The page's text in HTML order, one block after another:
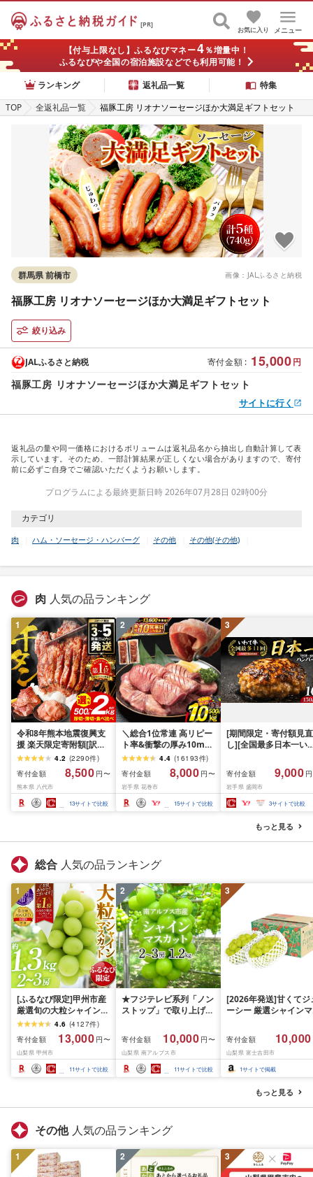
[PR]
メニュー
お気に入り
【付与上限なし】ふるなびマネー4％増量中！
ふるなびや全国の宿泊施設などでも利用可能！
ランキング
返礼品一覧
特集
TOP
全返礼品一覧 福豚工房 リオナソーセージほか大満足ギフトセット
画像：JALふるさと納税
群馬県 前橋市
福豚工房 リオナソーセージほか大満足ギフトセット
絞り込み
寄付金額 : 15,000円
JALふるさと納税
福豚工房 リオナソーセージほか大満足ギフトセット
サイトに行く
返礼品の量や同一価格におけるボリュームは返礼品名から抽出し自動計算して表
示しています。そのため、一部計算結果が正しくない場合がありますので、寄付
前に必ずご自身でご確認いただくようお願いします。
プログラムによる最終更新日時 2026年07月28日 02時00分
カテゴリ
肉 ハム・ソーセージ・ハンバーグ その他 その他(その他)
肉 人気の品ランキング
1
令和8年熊本地震復興支
援 楽天限定寄附額[訳あ
り]牛タン 500g〜2kg 肉
牛肉 訳あり 牛タン 冷凍
小分け 厚切り 薄切り 食
べ比べ 500g 1kg 1.5kg
2kg 牛 人気 ビーフ 牛た
ん ふるさと納税 ランキ
4.2 (2290件)
寄付金額
8,500 円〜
熊本県 八代市
13サイトで比較
2
＼総合1位常連 高リピー
ト率&衝撃の厚み10mm
厚切り牛タン 塩味/ ≪ス
ピード発送!!10営業日以
内発送≫ 選べる内容量
500g / 1kg 定期便 毎月
届く 牛肉 肉 BBQ ふるさ
と 人気 ランキング 岩手
4.4 (16193件)
寄付金額
8,000 円〜
岩手県 花巻市
15サイトで比較
3
[期間限定・寄付額見直
し][全国最多日本一い
1.5kg(150g×10個) い
て牛 × 岩中豚 ハンバー
グ 合挽き 合い挽き 黒
和牛 人気 冷凍 個包装
分け 冷凍 牛肉 豚肉 和
ビーフ ポーク はんば
ぐ 挽肉 お肉 ミンチ 肉
お弁当 hannba-gu ラ
寄付金額 9,000
岩手県 盛岡市
3サイトで比較
もっと見る
総合 人気の品ランキング
1
[ふるなび限定]甲州市産
厳選旬の大粒シャインマ
スカット 約1.3kg 2〜3
房[2026年発送]
(MG)B12-472 FN-
Limited-VO シャインマ
スカット フルーツ
4.6 (4127件)
寄付金額
13,000 円〜
山梨県 甲州市
11サイトで比較
2
★フジテレビ系列「ノン
ストップ」で取り上げら
先行予約]南アルプス市
産シャインマスカット
1.2kg以上(2〜3房)ふる
さと納税 おすすめ 山梨
県 南アルプス市 送料無
寄付金額 10,000 円〜
山梨県 南アルプス市
11サイトで比較
3
[2026年発送]甘くてジ
ーシー 厳選シャインマ
月前半(1〜15日)から
月下旬までの発送) フ
ーツ ぶどう 果物 山梨
産 2026 旬 大粒 高級
寄付金額 10,000
山梨県 富士吉田市
1サイトで掲載
もっと見る
その他 人気の品ランキング
1 2 3